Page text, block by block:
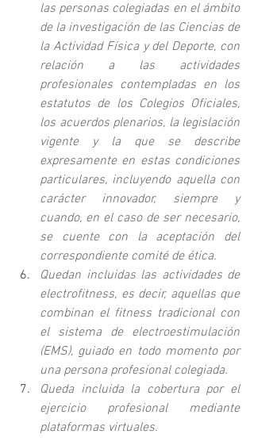
las personas colegiadas en el ámbito
de la investigación de las Ciencias de
la Actividad Física y del Deporte, con
relación a las actividades
profesionales contempladas en los
estatutos de los Colegios Oficiales,
los acuerdos plenarios, la legislación
vigente y la que se describe
expresamente en estas condiciones
particulares, incluyendo aquella con
carácter innovador, siempre y
cuando, en el caso de ser necesario,
se cuente con la aceptación del
correspondiente comité de ética.
Quedan incluidas las actividades de
electrofitness, es decir, aquellas que
combinan el fitness tradicional con
el sistema de electroestimulación
(EMS), guiado en todo momento por
una persona profesional colegiada.
Queda incluida la cobertura por el
ejercicio profesional mediante
plataformas virtuales.